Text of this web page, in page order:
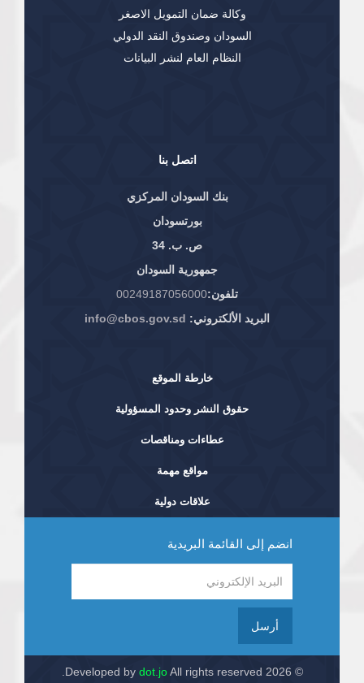
اتصل بنا
بنك السودان المركزي
بورتسودان
ص. ب. 34
جمهورية السودان
تلفون:00249187056000
البريد الألكتروني: info@cbos.gov.sd
وكالة ضمان التمويل الاصغر
السودان وصندوق النقد الدولي
النظام العام لنشر البيانات
خارطة الموقع
حقوق النشر وحدود المسؤولية
عطاءات ومناقصات
مواقع مهمة
علاقات دولية
انضم إلى القائمة البريدية
أرسل
© 2026 Developed by
dot.joAll rights reserved.